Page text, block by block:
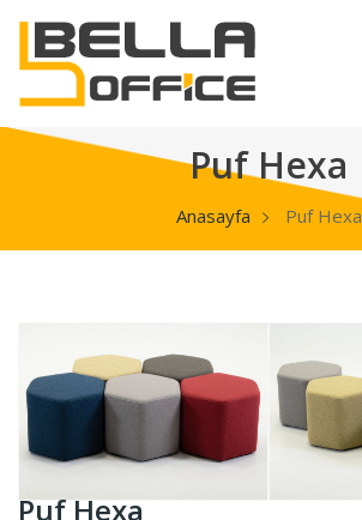
Puf Hexa
Anasayfa Puf Hexa
Puf Hexa